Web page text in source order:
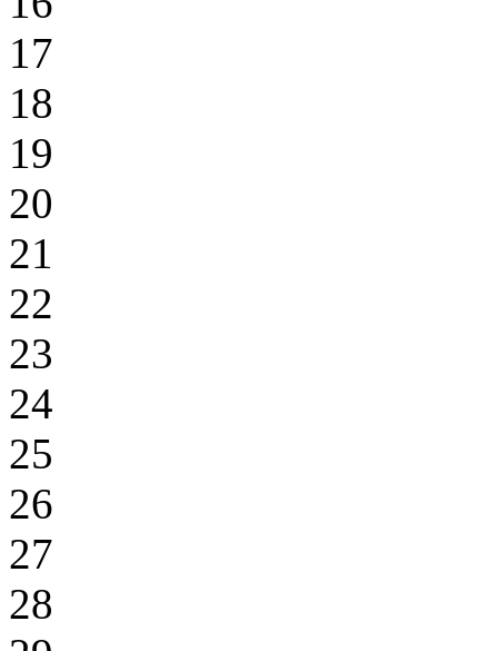
17
18
19
20
21
22
23
24
25
26
27
28